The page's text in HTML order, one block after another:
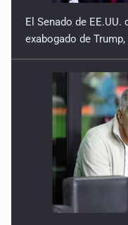
El Senado de
exabogado de